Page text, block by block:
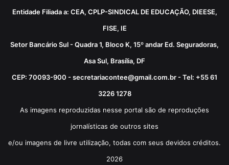
Entidade Filiada a: CEA, CPLP-SINDICAL DE EDUCAÇÃO, DIEESE,
FISE, IE
Setor Bancário Sul - Quadra 1, Bloco K, 15º andar Ed. Seguradoras,
Asa Sul, Brasília, DF
CEP: 70093-900 - secretariacontee@gmail.com.br - Tel: +55 61
3226 1278
As imagens reproduzidas nesse portal são de reproduções
jornalísticas de outros sites
e/ou imagens de livre utilização, todas com seus devidos créditos.
2026